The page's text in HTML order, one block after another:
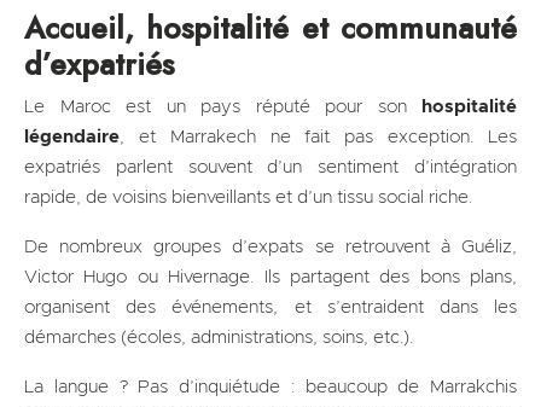
Accueil, hospitalité et communauté
d’expatriés
Le Maroc est un pays réputé pour son
hospitalité
légendaire, et Marrakech ne fait pas exception. Les
expatriés parlent souvent d’un sentiment d’intégration
rapide, de voisins bienveillants et d’un tissu social riche.
De nombreux groupes d’expats se retrouvent à Guéliz,
Victor Hugo ou Hivernage. Ils partagent des bons plans,
organisent des événements, et s’entraident dans les
démarches (écoles, administrations, soins, etc.).
La langue ? Pas d’inquiétude : beaucoup de Marrakchis